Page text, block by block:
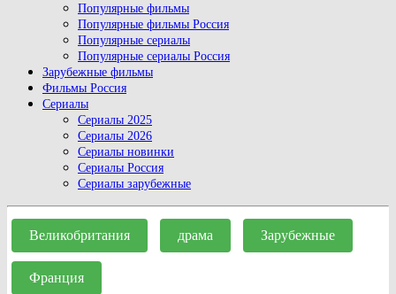
Популярные фильмы
Популярные фильмы Россия
Популярные сериалы
Популярные сериалы Россия
Зарубежные фильмы
Фильмы Россия
Сериалы
Сериалы 2025
Сериалы 2026
Сериалы новинки
Сериалы Россия
Сериалы зарубежные
Close
Button
Великобритания драма Зарубежные
Франция